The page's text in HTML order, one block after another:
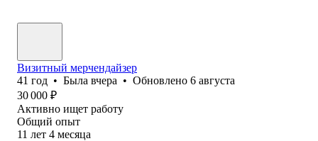
Визитный мерчендайзер
41 год • Была вчера • Обновлено 6 августа
30 000 ₽
Активно ищет работу
Общий опыт
11 лет 4 месяца